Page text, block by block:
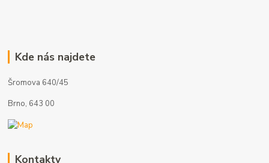
Kde nás najdete
Šromova 640/45
Brno, 643 00
Kontakty